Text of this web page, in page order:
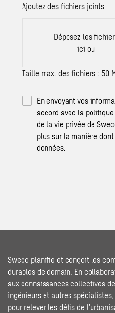
Ajoutez des fichiers joints
Déposez les
ici ou
Taille max. des fichiers : 50
En envoyant vos
accord avec la
de la vie privée de
plus sur la manière
données.
Sweco planifie et conçoit les
durables de demain. En
aux connaissances collectives
ingénieurs et autres
pour relever les défis de